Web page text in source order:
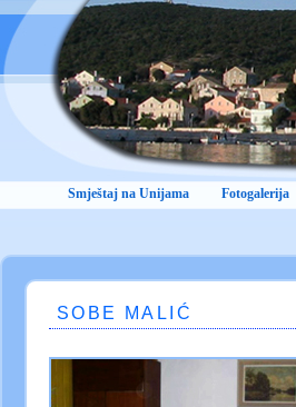
Smještaj na Unijama Fotogalerija
SOBE MALIĆ